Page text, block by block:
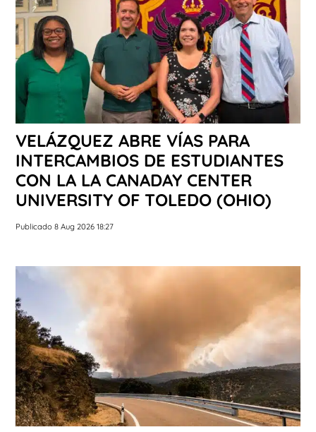
VELÁZQUEZ ABRE VÍAS PARA
INTERCAMBIOS DE ESTUDIANTES
CON LA LA CANADAY CENTER
UNIVERSITY OF TOLEDO (OHIO)
Publicado 8 Aug 2026 18:27